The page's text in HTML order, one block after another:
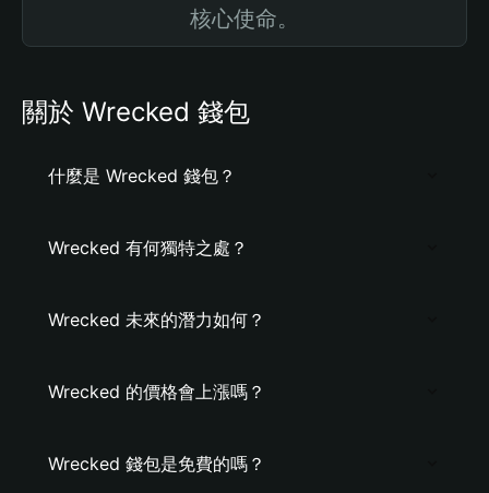
核心使命。
關於 Wrecked 錢包
什麼是 Wrecked 錢包？
Wrecked 有何獨特之處？
Wrecked 未來的潛力如何？
Wrecked 的價格會上漲嗎？
Wrecked 錢包是免費的嗎？